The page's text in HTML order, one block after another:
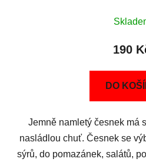
190
DO
Jemně namletý česnek má
nasládlou chuť. Česnek se
sýrů, do pomazánek, salátů,